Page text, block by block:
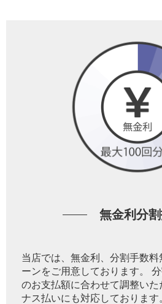
無金利分
当店では、無金利、分割手数
ーンをご用意しております。
のお支払額に合わせて調整い
ナス払いにも対応しておりま